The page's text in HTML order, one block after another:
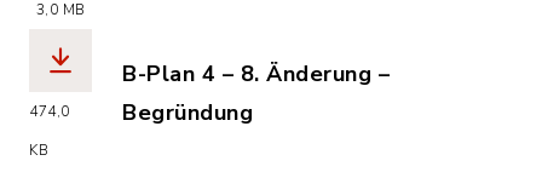
3,0 MB
474,0
KB
B-Plan 4 – 8. Änderung –
Begründung